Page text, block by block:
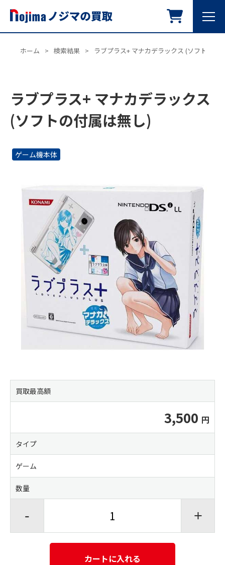
ホーム > 検索結果 > ラブプラス+ マナカデラックス (ソフトの付
ラブプラス+ マナカデラックス
(ソフトの付属は無し)
ゲーム機本体
買取最高額
3,500
タイプ
ゲーム
数量
- +
カートに入れる